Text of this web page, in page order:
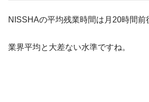
NISSHAの平均残業時間は月20時間前
業界平均と大差ない水準ですね。